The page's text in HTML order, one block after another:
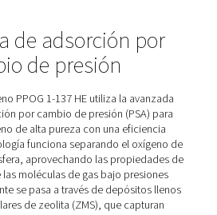
PPOG 1-137 es la última
soluciones de generación de
en los puntos fuertes de
1-137 ofrece una mayor
medioambientales. Utilizando la
de adsorción por cambio de
de alta pureza de hasta el 95
lo que lo hace ideal
industriales y médicas.